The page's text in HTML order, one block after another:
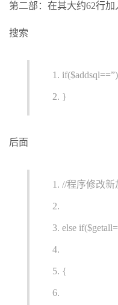
第二部：在其大约62行加
搜索
}
后面
//程序修改新
else
{